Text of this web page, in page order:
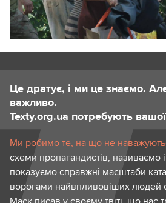
Це дратує, і ми це знаємо.
важливо.
Texty.org.ua потребують
Ми робимо те, на що не
схеми пропагандистів, називаємо
показуємо справжні масштаби
ворогами найвпливовіших людей